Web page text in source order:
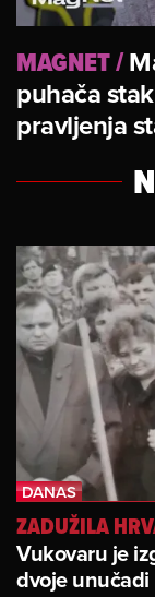
MAGNET/
puhača
pravljenja
ZADUŽILA
Vukovaru je
dvoje unučadi